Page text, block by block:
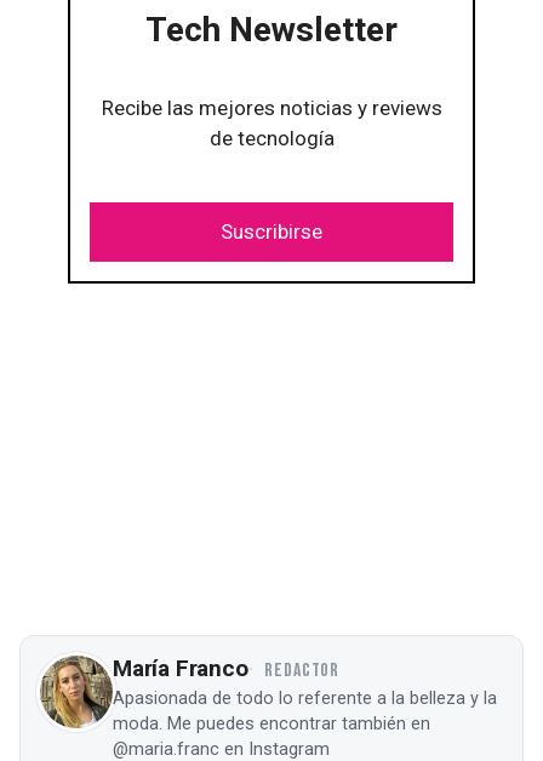
Tech Newsletter
Recibe las mejores noticias y reviews
de tecnología
Suscribirse
María Franco REDACTOR
Apasionada de todo lo referente a la belleza y la
moda. Me puedes encontrar también en
@maria.franc en Instagram